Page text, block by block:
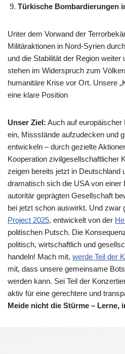
Türkische Bombardierungen
Unter dem Vorwand der
Militäraktionen in Nord-Syrien
und die Stabilität der Region
stehen im Widerspruch zum
humanitäre Krise vor Ort. Unsere
eine klare Position
Unser Ziel: Auch auf
ein, Missstände aufzudecken und
entwickeln – durch gezielte
Kooperation zivilgesellschaftlicher
zeigen bereits jetzt in Deutschland
dramatisch sich die USA von einer
autoritär geprägten Gesellschaft
bei jetzt schon auswirkt. Und zwar
Project 2025, entwickelt von der
politischen Putsch. Die
politisch, wirtschaftlich und
handeln! Mach mit, werde Teil der
mit, dass unsere gemeinsame
werden kann. Sei Teil der
aktiv für eine gerechtere und
Meide nicht die Stürme – Lerne,